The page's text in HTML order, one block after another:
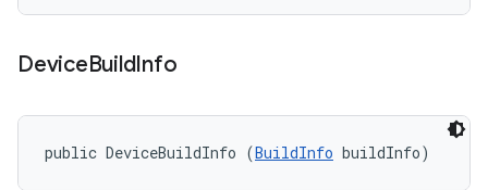
DeviceBuildInfo
public DeviceBuildInfo (BuildInfo buildInfo)